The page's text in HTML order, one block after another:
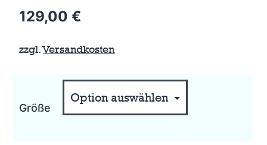
129,00€
zzgl.Versandkosten
Größe